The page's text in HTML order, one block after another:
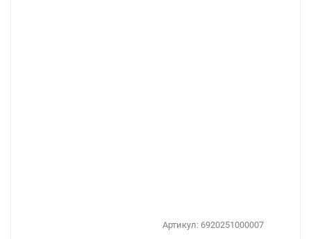
Артикул: 6920251000007